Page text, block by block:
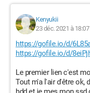
Kenyukii
23 déc. 2021 à 18:07
https://gofile.io/d/
https://gofile.io/d/
Le premier lien c'est
Tout m'a l'air d'être ok,